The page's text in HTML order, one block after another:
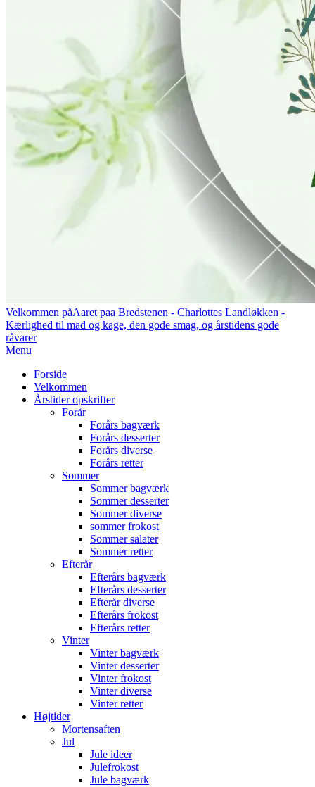
Velkommen påAaret paa Bredstenen - Charlottes Landløkken -
Kærlighed til mad og kage, den gode smag, og årstidens gode
råvarer
Primary
Menu
Menu
Forside
Velkommen
Årstider opskrifter
Forår
Forårs bagværk
Forårs desserter
Forårs diverse
Forårs retter
Sommer
Sommer bagværk
Sommer desserter
Sommer diverse
sommer frokost
Sommer salater
Sommer retter
Efterår
Efterårs bagværk
Efterårs desserter
Efterår diverse
Efterårs frokost
Efterårs retter
Vinter
Vinter bagværk
Vinter desserter
Vinter frokost
Vinter diverse
Vinter retter
Højtider
Mortensaften
Jul
Jule ideer
Julefrokost
Jule bagværk